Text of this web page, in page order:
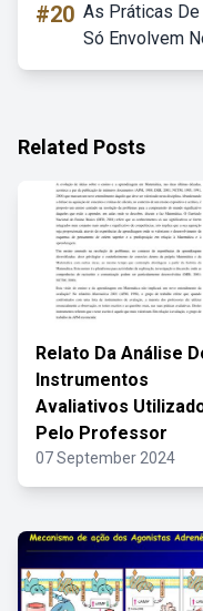
#20 As Práticas
Só Envolvem
Related Posts
Relato Da Análise
Instrumentos
Avaliativos
Pelo Professor
07 September 2024